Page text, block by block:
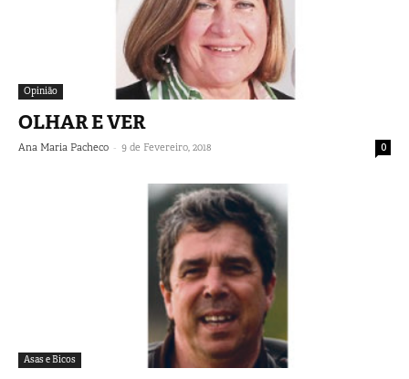
Opinião
OLHAR E VER
Ana Maria Pacheco - 9 de Fevereiro, 2018 0
Asas e Bicos